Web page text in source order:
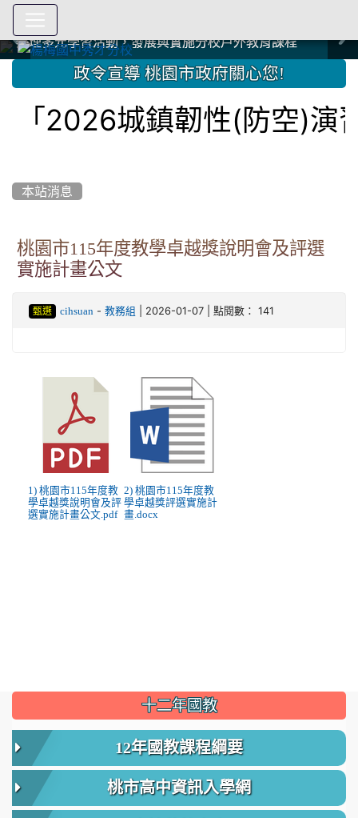
中國信託商業銀行 2023.04.22 愛傳球計畫
中國信託商業銀行 2023.04.22 愛傳球計畫
辦理多元學習活動，發展與實施分校戶外教育課程
辦理多元學習活動，發展與實施分校戶外教育課程
爭取社會資源，傳愛與溫暖：2024.3.19 桃園市家長會與桃
園女子美容商業童也工會義剪活動
爭取社會資源，傳愛與溫暖：2024.3.19 桃園市家長會與桃
園女子美容商業童也工會義剪活動
112學年度畢業學生與師長合照
112學年度畢業學生與師長合照
辦理多元學習活動，發展與實施分校戶外教育課程
辦理多元學習活動，發展與實施分校戶外教育課程
爭取社會資源，傳愛與溫暖：110.12.22 國際獅子會與本校
師生歲末感恩活動
爭取社會資源，傳愛與溫暖：110.12.22 國際獅子會與本校
師生歲末感恩活動
爭取社會資源，傳愛與溫暖：110.12.22 國際獅子會贈送本
校學生耶誕禮物
爭取社會資源，傳愛與溫暖：110.12.22 國際獅子會贈送本
校學生耶誕禮物
112.9.27參觀客家博覽會
112.9.27參觀客家博覽會
2023.12.27 國際獅子會贈送本校學生耶誕禮物
2023.12.27 國際獅子會贈送本校學生耶誕禮物
2023.12.27 國際獅子會贊助本校學生獎助學金
2023.12.27 國際獅子會贊助本校學生獎助學金
2023.12.27 聖誕感恩歌謠競賽；本校師生與國際獅子會獅
兄、師姐同樂
2023.12.27 聖誕感恩歌謠競賽；本校師生與國際獅子會獅
兄、師姐同樂
建置優質學習空間；合作互惠，建立良善公共關係
建置優質學習空間；合作互惠，建立良善公共關係
::: 政令宣導 桃園市政府關心您!
2026城鎮韌性(防空)演
本站消息
桃園市115年度教學卓越獎說明會及評選
實施計畫公文
甄選 cihsuan- 教務組 | 2026-01-07 | 點閱數： 141
1) 桃園市115年度教
學卓越獎說明會及評
選實施計畫公文.pdf
2) 桃園市115年度教
學卓越獎評選實施計
畫.docx
::: 十二年國教
12年國教課程綱要
桃市高中資訊入學網